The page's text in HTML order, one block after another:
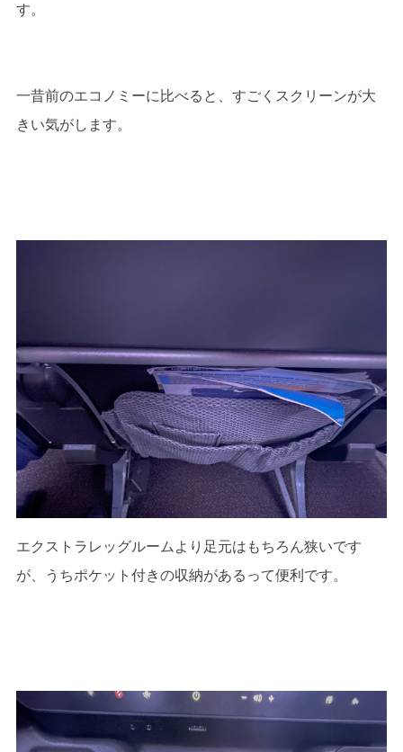
す。
一昔前のエコノミーに比べると、すごくスクリーンが大
きい気がします。
エクストラレッグルームより足元はもちろん狭いです
が、うちポケット付きの収納があるって便利です。